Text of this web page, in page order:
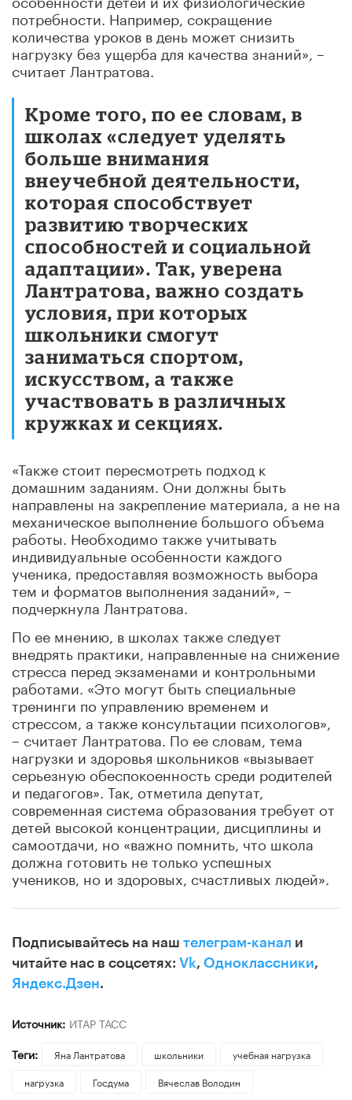
потребности. Например, сокращение
количества уроков в день может снизить
нагрузку без ущерба для качества знаний», –
считает Лантратова.
Кроме того, по ее словам, в
школах «следует уделять
больше внимания
внеучебной деятельности,
которая способствует
развитию творческих
способностей и социальной
адаптации». Так, уверена
Лантратова, важно создать
условия, при которых
школьники смогут
заниматься спортом,
искусством, а также
участвовать в различных
кружках и секциях.
«Также стоит пересмотреть подход к
домашним заданиям. Они должны быть
направлены на закрепление материала, а не на
механическое выполнение большого объема
работы. Необходимо также учитывать
индивидуальные особенности каждого
ученика, предоставляя возможность выбора
тем и форматов выполнения заданий», –
подчеркнула Лантратова.
По ее мнению, в школах также следует
внедрять практики, направленные на снижение
стресса перед экзаменами и контрольными
работами. «Это могут быть специальные
тренинги по управлению временем и
стрессом, а также консультации психологов»,
– считает Лантратова. По ее словам, тема
нагрузки и здоровья школьников «вызывает
серьезную обеспокоенность среди родителей
и педагогов». Так, отметила депутат,
современная система образования требует от
детей высокой концентрации, дисциплины и
самоотдачи, но «важно помнить, что школа
должна готовить не только успешных
учеников, но и здоровых, счастливых людей».
Подписывайтесь на наш телеграм-канал и
читайте нас в соцсетях: Vk, Одноклассники,
Яндекс.Дзен.
Источник: ИТАР ТАСС
Теги:
Яна Лантратова школьники
учебная нагрузка
нагрузка
Госдума Вячеслав Володин